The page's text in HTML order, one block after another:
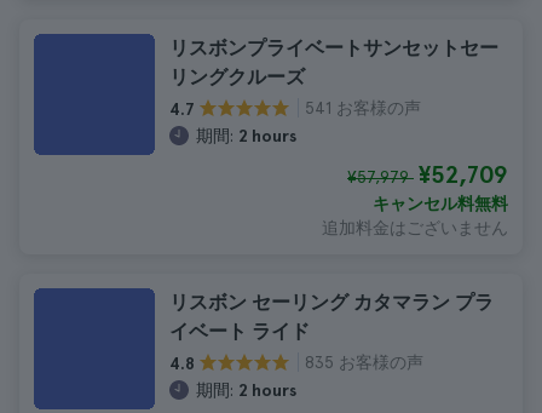
リスボンプライベートサンセットセー
リングクルーズ
4.7
541 お客様の声
期間: 2 hours
¥57,979 ¥52,709
キャンセル料無料
追加料金はございません
リスボン セーリング カタマラン プラ
イベート ライド
4.8
835 お客様の声
期間: 2 hours